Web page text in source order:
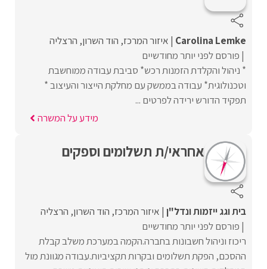
Carolina Lemke איזור המרכז הוד השרון הרצליה
פורסם לפני יותר מחודשיים
* ניהול והקלדת הזמנות רכש* סביבת עבודה ממוחשבת
וטכנולוגית* עבודה בממשק עם מחלקת הייצור והעיצוב *
תפקיד הדורש ירידה לפרטים ...
מידע על המשרה
אחראי/ת תשלומים וספקים
בית וגג ייזמות ונדל"ן איזור המרכז הוד השרון הרצליה
פורסם לפני יותר מחודשיים
ריכוז וניהול חשבונות בחברה.הקמה במערכת משלב קבלת
ההסכם, הפקת תשלומים ובקרות תקציביות.עבודה מגוונת מול